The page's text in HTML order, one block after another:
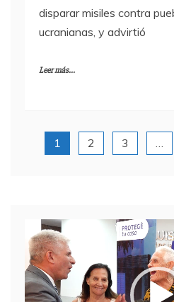
disparar misiles contra
ucranianas, y advirtió
Leer más...
1 2 3 …
Reproductor
de
video